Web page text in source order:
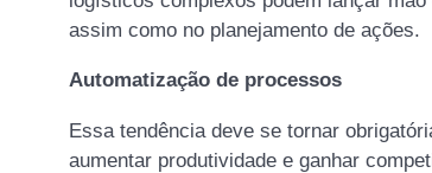
assim como no planejamento de ações.
Automatização de processos
Essa tendência deve se tornar
aumentar produtividade e ganhar